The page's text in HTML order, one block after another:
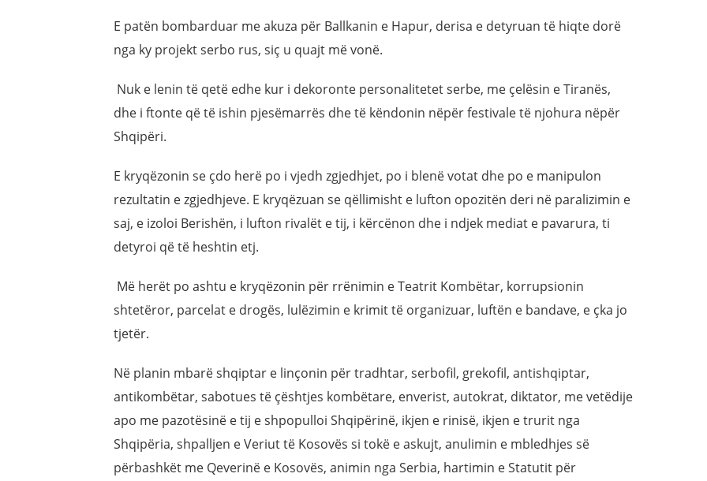
E patën bombarduar me akuza për Ballkanin e Hapur, derisa e detyruan të hiqte dorë
nga ky projekt serbo rus, siç u quajt më vonë.
Nuk e lenin të qetë edhe kur i dekoronte personalitetet serbe, me çelësin e Tiranës,
dhe i ftonte që të ishin pjesëmarrës dhe të këndonin nëpër festivale të njohura nëpër
Shqipëri.
E kryqëzonin se çdo herë po i vjedh zgjedhjet, po i blenë votat dhe po e manipulon
rezultatin e zgjedhjeve. E kryqëzuan se qëllimisht e lufton opozitën deri në paralizimin e
saj, e izoloi Berishën, i lufton rivalët e tij, i kërcënon dhe i ndjek mediat e pavarura, ti
detyroi që të heshtin etj.
Më herët po ashtu e kryqëzonin për rrënimin e Teatrit Kombëtar, korrupsionin
shtetëror, parcelat e drogës, lulëzimin e krimit të organizuar, luftën e bandave, e çka jo
tjetër.
Në planin mbarë shqiptar e linçonin për tradhtar, serbofil, grekofil, antishqiptar,
antikombëtar, sabotues të çështjes kombëtare, enverist, autokrat, diktator, me vetëdije
apo me pazotësinë e tij e shpopulloi Shqipërinë, ikjen e rinisë, ikjen e trurit nga
Shqipëria, shpalljen e Veriut të Kosovës si tokë e askujt, anulimin e mbledhjes së
përbashkët me Qeverinë e Kosovës, animin nga Serbia, hartimin e Statutit për